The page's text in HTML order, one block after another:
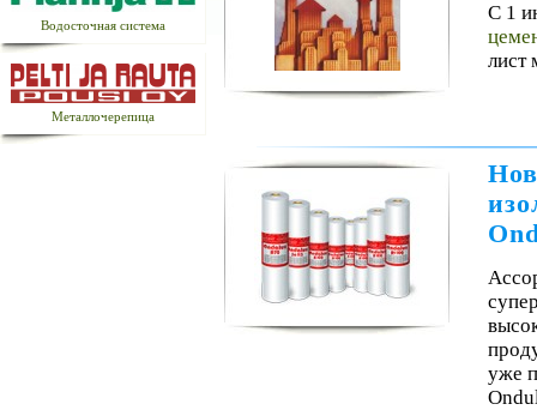
Водосточная система
Металлочерепица
С 1
уже